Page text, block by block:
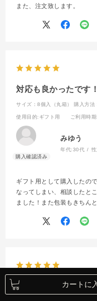
また、注文致します。
対応も良かったです！
サイズ：8個入（丸箱） 購入方法
使用目的:ギフト用 ご利用時期
みゆう
年代:30代
ギフト用として購入したの
なってしまい、相談したと
ました！また包装もきちん
大満足 カートに